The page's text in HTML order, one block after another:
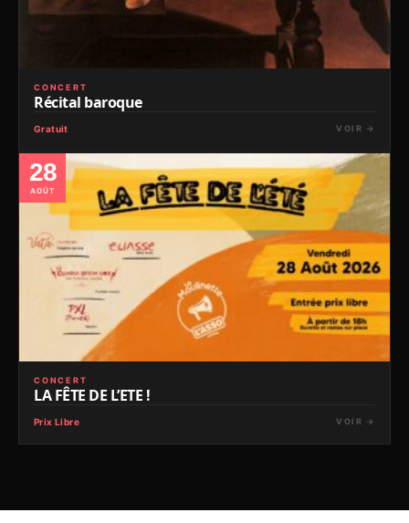
CONCERT
Récital baroque
Gratuit VOIR →
28
AOÛT
CONCERT
LA FÊTE DE L’ETE !
Prix Libre VOIR →